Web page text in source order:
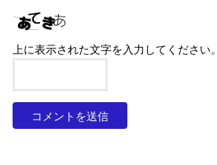
上に表示された文字を入力してください。